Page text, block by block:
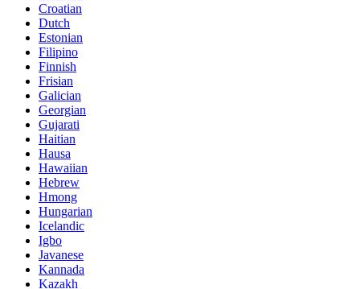
Croatian
Dutch
Estonian
Filipino
Finnish
Frisian
Galician
Georgian
Gujarati
Haitian
Hausa
Hawaiian
Hebrew
Hmong
Hungarian
Icelandic
Igbo
Javanese
Kannada
Kazakh